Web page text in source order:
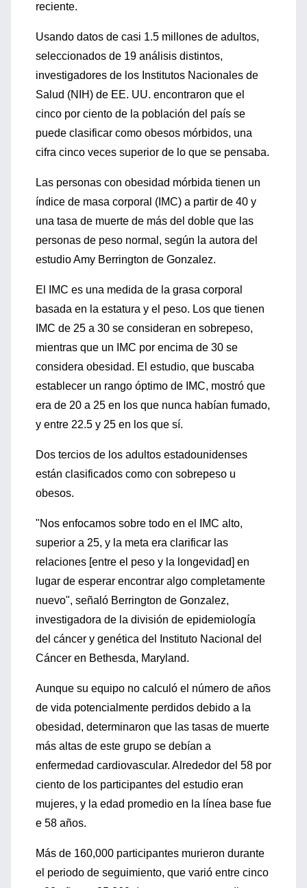
reciente.
Usando datos de casi 1.5 millones de adultos,
seleccionados de 19 análisis distintos,
investigadores de los Institutos Nacionales de
Salud (NIH) de EE. UU. encontraron que el
cinco por ciento de la población del país se
puede clasificar como obesos mórbidos, una
cifra cinco veces superior de lo que se pensaba.
Las personas con obesidad mórbida tienen un
índice de masa corporal (IMC) a partir de 40 y
una tasa de muerte de más del doble que las
personas de peso normal, según la autora del
estudio Amy Berrington de Gonzalez.
El IMC es una medida de la grasa corporal
basada en la estatura y el peso. Los que tienen
IMC de 25 a 30 se consideran en sobrepeso,
mientras que un IMC por encima de 30 se
considera obesidad. El estudio, que buscaba
establecer un rango óptimo de IMC, mostró que
era de 20 a 25 en los que nunca habían fumado,
y entre 22.5 y 25 en los que sí.
Dos tercios de los adultos estadounidenses
están clasificados como con sobrepeso u
obesos.
"Nos enfocamos sobre todo en el IMC alto,
superior a 25, y la meta era clarificar las
relaciones [entre el peso y la longevidad] en
lugar de esperar encontrar algo completamente
nuevo", señaló Berrington de Gonzalez,
investigadora de la división de epidemiología
del cáncer y genética del Instituto Nacional del
Cáncer en Bethesda, Maryland.
Aunque su equipo no calculó el número de años
de vida potencialmente perdidos debido a la
obesidad, determinaron que las tasas de muerte
más altas de este grupo se debían a
enfermedad cardiovascular. Alrededor del 58 por
ciento de los participantes del estudio eran
mujeres, y la edad promedio en la línea base fue
e 58 años.
Más de 160,000 participantes murieron durante
el periodo de seguimiento, que varió entre cinco